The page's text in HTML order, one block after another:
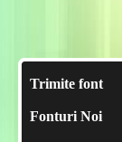
Trimite font
Fonturi Noi